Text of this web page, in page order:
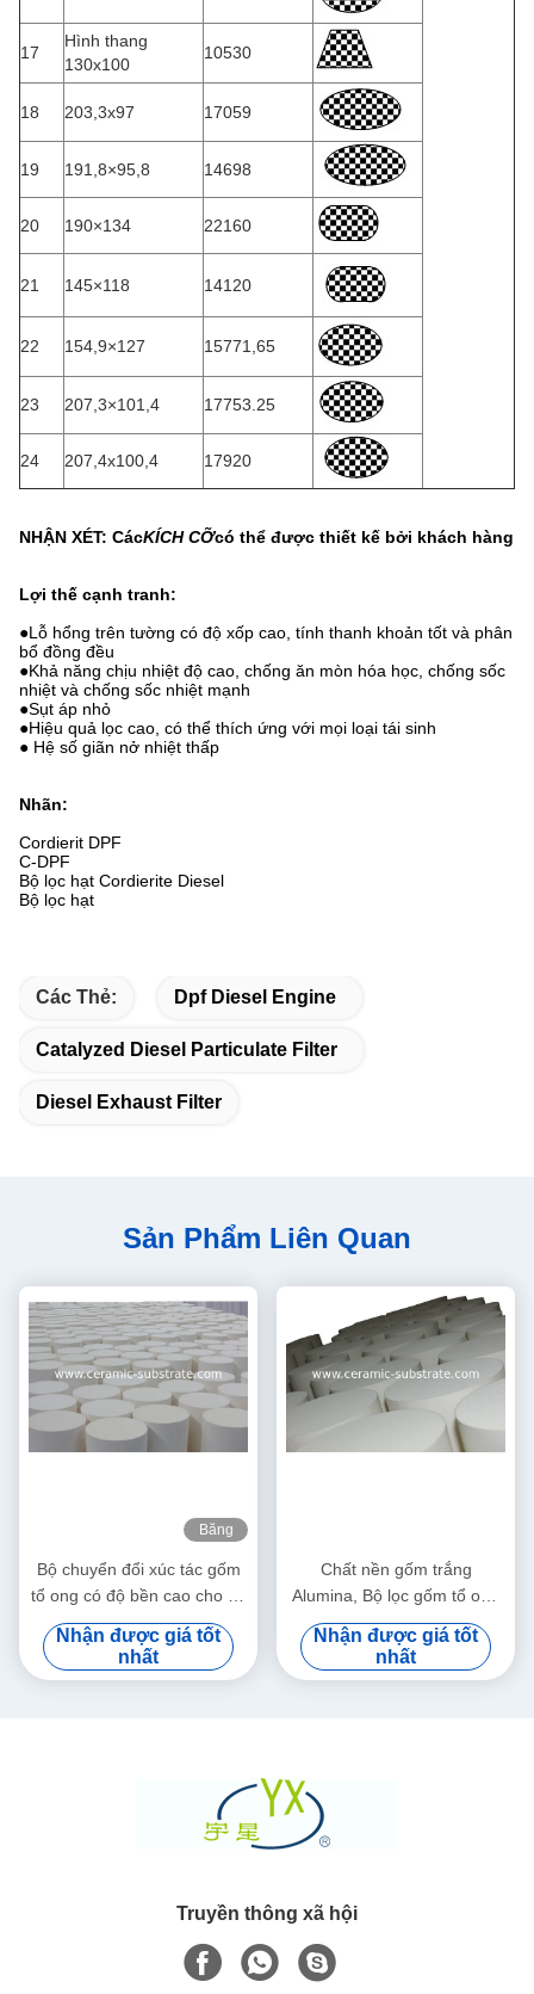
17
Hình thang
130x100
10530
18 203,3x97 17059
19 191,8×95,8 14698
20 190×134 22160
21 145×118 14120
22 154,9×127 15771,65
23 207,3×101,4 17753.25
24 207,4x100,4 17920
NHẬN XÉT: CácKÍCH CỠcó thể được thiết kế bởi khách hàng
Lợi thế cạnh tranh:
●Lỗ hổng trên tường có độ xốp cao, tính thanh khoản tốt và phân
bổ đồng đều
●Khả năng chịu nhiệt độ cao, chống ăn mòn hóa học, chống sốc
nhiệt và chống sốc nhiệt mạnh
●Sụt áp nhỏ
●Hiệu quả lọc cao, có thể thích ứng với mọi loại tái sinh
● Hệ số giãn nở nhiệt thấp
Nhãn:
Cordierit DPF
C-DPF
Bộ lọc hạt Cordierite Diesel
Bộ lọc hạt
Các Thẻ: Dpf Diesel Engine
Catalyzed Diesel Particulate Filter
Diesel Exhaust Filter
Sản Phẩm Liên Quan
Băng
Bộ chuyển đổi xúc tác gốm
tổ ong có độ bền cao cho bộ
lọc Soot
Nhận được giá tốt
nhất
Chất nền gốm trắng
Alumina, Bộ lọc gốm tổ ong
cho ô tô / xe máy
Nhận được giá tốt
nhất
Truyền thông xã hội